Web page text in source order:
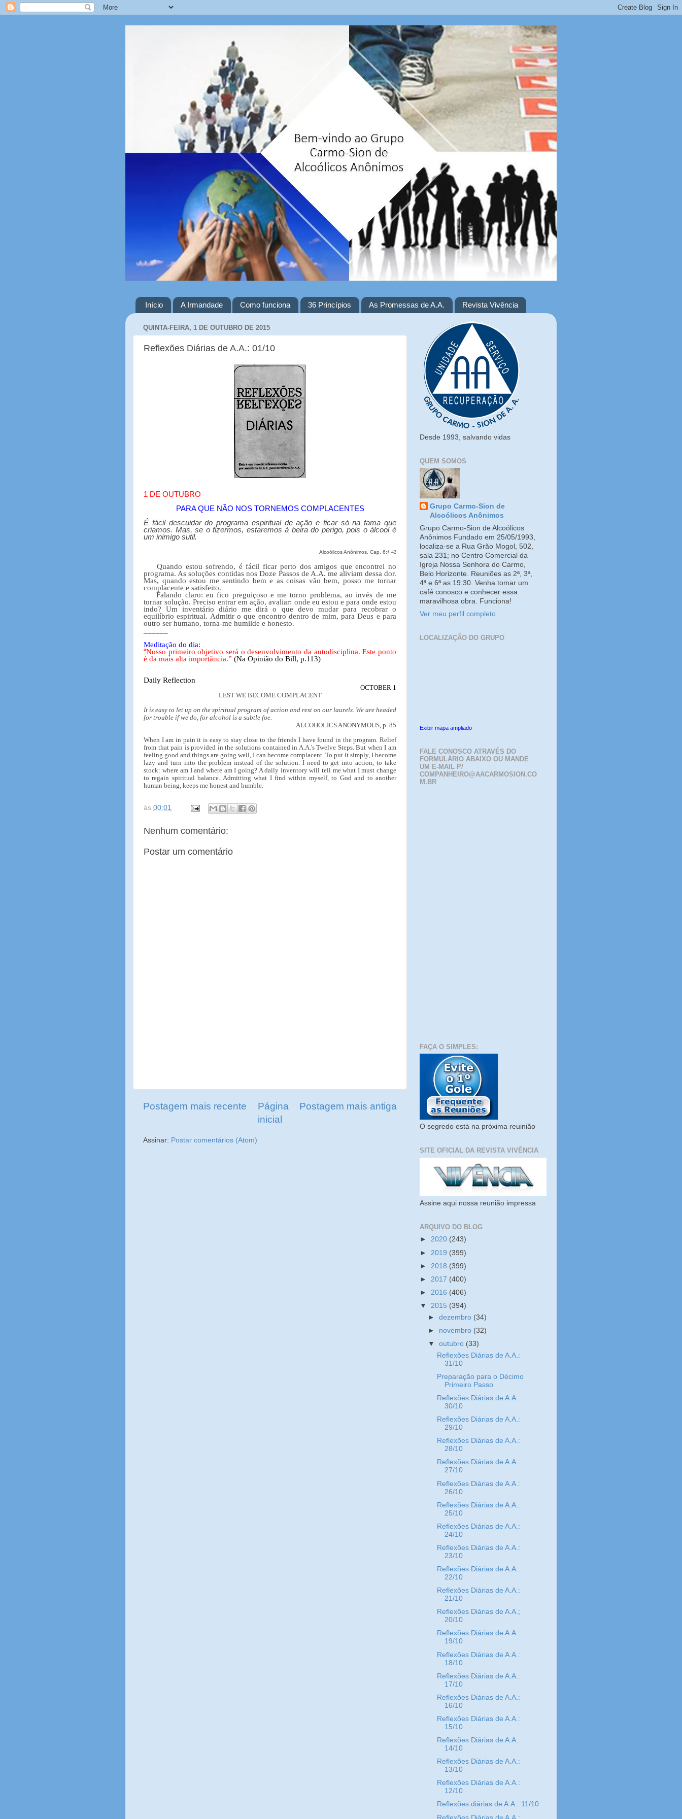
Início A Irmandade Como funciona 36 Princípios As Promessas de A.A. Revista Vivência
QUINTA-FEIRA, 1 DE OUTUBRO DE 2015
Reflexões Diárias de A.A.: 01/10
1 DE OUTUBRO
PARA QUE NÃO NOS TORNEMOS COMPLACENTES
É fácil descuidar do programa espiritual de ação e ficar só na fama que
criamos. Mas, se o fizermos, estaremos à beira do perigo, pois o álcool é
um inimigo sutil.
Alcoólicos Anônimos, Cap. 6;§ 42
Quando estou sofrendo, é fácil ficar perto dos amigos que encontrei no
programa. As soluções contidas nos Doze Passos de A.A. me aliviam dessa dor.
Mas, quando estou me sentindo bem e as coisas vão bem, posso me tornar
complacente e satisfeito.
Falando claro: eu fico preguiçoso e me torno problema, ao invés de me
tornar solução. Preciso entrar em ação, avaliar: onde eu estou e para onde estou
indo? Um inventário diário me dirá o que devo mudar para recobrar o
equilíbrio espiritual. Admitir o que encontro dentro de mim, para Deus e para
outro ser humano, torna-me humilde e honesto.
Meditação do dia:
“Nosso primeiro objetivo será o desenvolvimento da autodisciplina. Este ponto
é da mais alta importância.” (Na Opinião do Bill, p.113)
Daily Reflection
OCTOBER 1
LEST WE BECOME COMPLACENT
It is easy to let up on the spiritual program of action and rest on our laurels. We are headed
for trouble if we do, for alcohol is a subtle foe.
ALCOHOLICS ANONYMOUS, p. 85
When I am in pain it is easy to stay close to the friends I have found in the program. Relief
from that pain is provided in the solutions contained in A.A.'s Twelve Steps. But when I am
feeling good and things are going well, I can become complacent. To put it simply, I become
lazy and turn into the problem instead of the solution. I need to get into action, to take
stock: where am I and where am I going? A daily inventory will tell me what I must change
to regain spiritual balance. Admitting what I find within myself, to God and to another
human being, keeps me honest and humble.
às 00:01
Nenhum comentário:
Postar um comentário
Postagem mais recente Postagem mais antiga
Página
inicial
Assinar: Postar comentários (Atom)
Desde 1993, salvando vidas
QUEM SOMOS
Grupo Carmo-Sion de
Alcoólicos Anônimos
Grupo Carmo-Sion de Alcoólicos
Anônimos Fundado em 25/05/1993,
localiza-se a Rua Grão Mogol, 502,
sala 231; no Centro Comercial da
Igreja Nossa Senhora do Carmo,
Belo Horizonte. Reuniões as 2ª, 3ª,
4ª e 6ª as 19:30. Venha tomar um
café conosco e conhecer essa
maravilhosa obra. Funciona!
Ver meu perfil completo
LOCALIZAÇÃO DO GRUPO
Exibir mapa ampliado
FALE CONOSCO ATRAVÉS DO
FORMULÁRIO ABAIXO OU MANDE
UM E-MAIL P/
COMPANHEIRO@AACARMOSION.CO
M.BR
FAÇA O SIMPLES:
O segredo está na próxima reuinião
SITE OFICIAL DA REVISTA VIVÊNCIA
Assine aqui nossa reunião impressa
ARQUIVO DO BLOG
► 2020 (243)
► 2019 (399)
► 2018 (399)
► 2017 (400)
► 2016 (406)
▼ 2015 (394)
►dezembro (34)
► novembro (32)
▼outubro (33)
Reflexões Diárias de A.A.:
31/10
Preparação para o Décimo
Primeiro Passo
Reflexões Diárias de A.A.:
30/10
Reflexões Diárias de A.A.:
29/10
Reflexões Diárias de A.A.:
28/10
Reflexões Diárias de A.A.:
27/10
Reflexões Diárias de A.A.:
26/10
Reflexões Diárias de A.A.:
25/10
Reflexões Diárias de A.A.:
24/10
Reflexões Diárias de A.A.:
23/10
Reflexões Diárias de A.A.:
22/10
Reflexões Diárias de A.A.:
21/10
Reflexões Diárias de A.A.;
20/10
Reflexões Diárias de A.A.:
19/10
Reflexões Diárias de A.A.:
18/10
Reflexões Diárias de A.A.:
17/10
Reflexões Diárias de A.A.:
16/10
Reflexões Diárias de A.A.:
15/10
Reflexões Diárias de A.A.:
14/10
Reflexões Diárias de A.A.:
13/10
Reflexões Diárias de A.A.:
12/10
Reflexões diárias de A.A.: 11/10
Reflexões Diárias de A.A.: